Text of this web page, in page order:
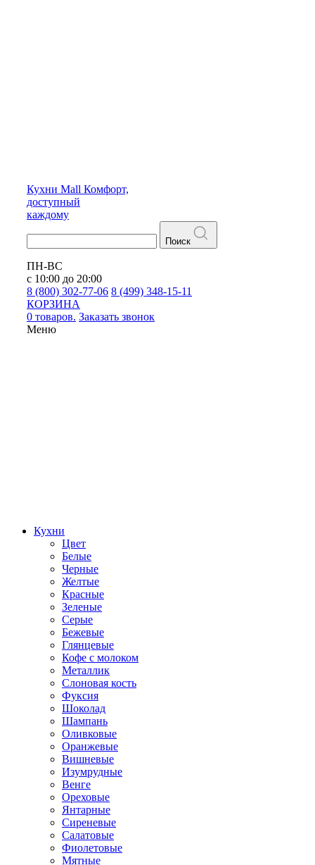
Кухни Mall Комфорт,
доступный
каждому
Поиск
ПН-ВС
с 10:00 до 20:00
8 (800) 302-77-06 8 (499) 348-15-11
КОРЗИНА
0 товаров. Заказать звонок
Меню
Кухни
Цвет
Белые
Черные
Желтые
Красные
Зеленые
Серые
Бежевые
Глянцевые
Кофе с молоком
Металлик
Слоновая кость
Фуксия
Шоколад
Шампань
Оливковые
Оранжевые
Вишневые
Изумрудные
Венге
Ореховые
Янтарные
Сиреневые
Салатовые
Фиолетовые
Мятные